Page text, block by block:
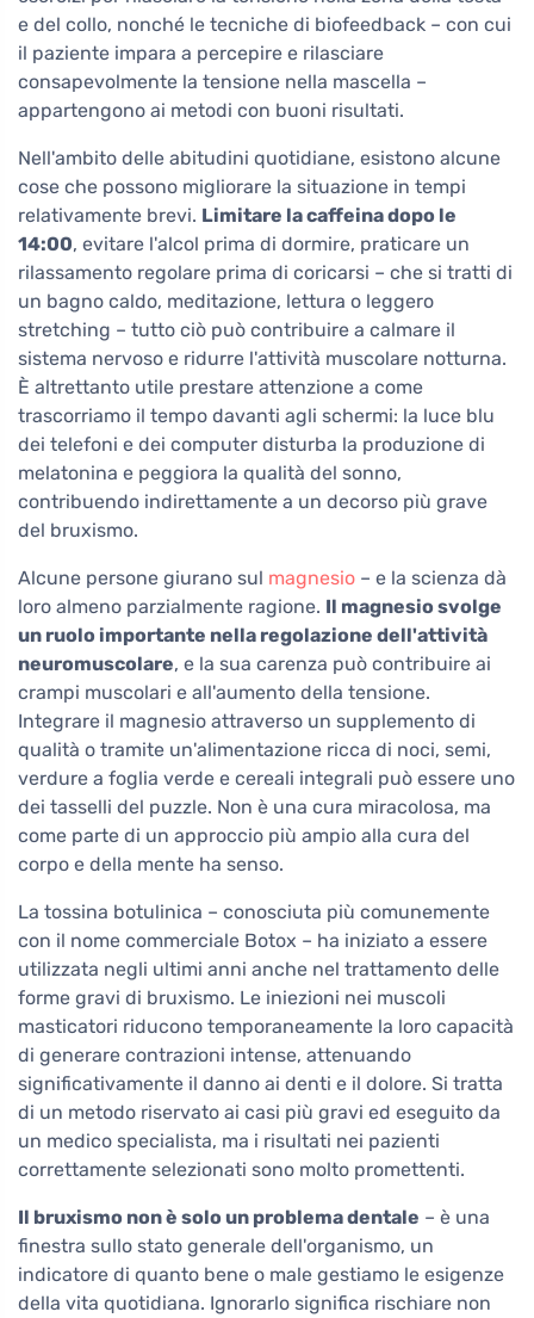
e del collo, nonché le tecniche di biofeedback – con cui
il paziente impara a percepire e rilasciare
consapevolmente la tensione nella mascella –
appartengono ai metodi con buoni risultati.
Nell'ambito delle abitudini quotidiane, esistono alcune
cose che possono migliorare la situazione in tempi
relativamente brevi. Limitare la caffeina dopo le
14:00, evitare l'alcol prima di dormire, praticare un
rilassamento regolare prima di coricarsi – che si tratti di
un bagno caldo, meditazione, lettura o leggero
stretching – tutto ciò può contribuire a calmare il
sistema nervoso e ridurre l'attività muscolare notturna.
È altrettanto utile prestare attenzione a come
trascorriamo il tempo davanti agli schermi: la luce blu
dei telefoni e dei computer disturba la produzione di
melatonina e peggiora la qualità del sonno,
contribuendo indirettamente a un decorso più grave
del bruxismo.
Alcune persone giurano sul magnesio – e la scienza dà
loro almeno parzialmente ragione. Il magnesio svolge
un ruolo importante nella regolazione dell'attività
neuromuscolare, e la sua carenza può contribuire ai
crampi muscolari e all'aumento della tensione.
Integrare il magnesio attraverso un supplemento di
qualità o tramite un'alimentazione ricca di noci, semi,
verdure a foglia verde e cereali integrali può essere uno
dei tasselli del puzzle. Non è una cura miracolosa, ma
come parte di un approccio più ampio alla cura del
corpo e della mente ha senso.
La tossina botulinica – conosciuta più comunemente
con il nome commerciale Botox – ha iniziato a essere
utilizzata negli ultimi anni anche nel trattamento delle
forme gravi di bruxismo. Le iniezioni nei muscoli
masticatori riducono temporaneamente la loro capacità
di generare contrazioni intense, attenuando
significativamente il danno ai denti e il dolore. Si tratta
di un metodo riservato ai casi più gravi ed eseguito da
un medico specialista, ma i risultati nei pazienti
correttamente selezionati sono molto promettenti.
Il bruxismo non è solo un problema dentale – è una
finestra sullo stato generale dell'organismo, un
indicatore di quanto bene o male gestiamo le esigenze
della vita quotidiana. Ignorarlo significa rischiare non